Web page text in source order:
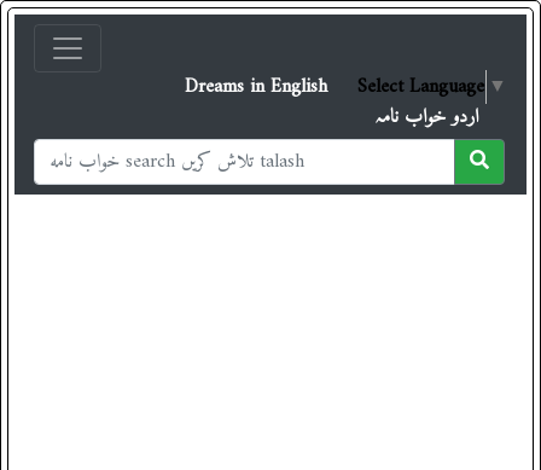
Select Language ▼
Dreams in English
اردو خواب نامہ